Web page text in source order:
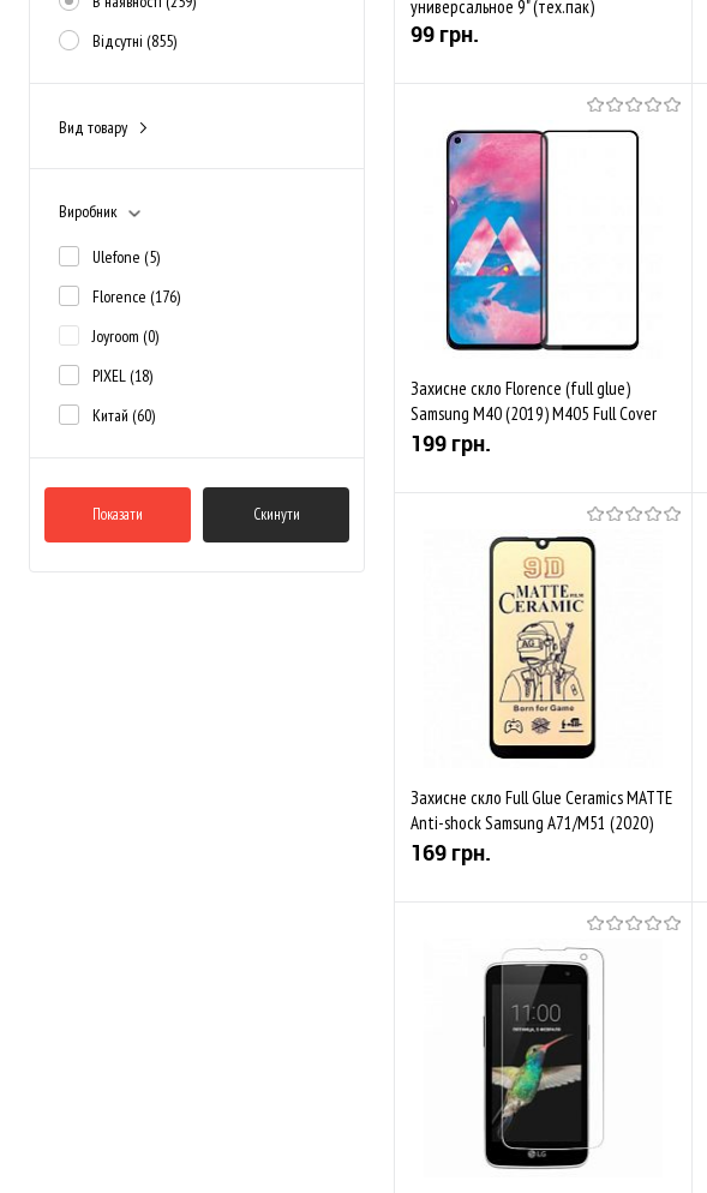
Відсутні (855)
Вид товару
Виробник
Ulefone (5)
Florence (176)
Joyroom (0)
PIXEL (18)
Китай (60)
Показати Скинути
универсальное 9" (тех.пак)
99 грн.
До обраного
В наявності
Захисне скло Florence (full glue)
Samsung M40 (2019) M405 Full Cover
Black (тех.пак)
199 грн.
До обраного
Порівняти
Захисне скло Full Glue Ceramics MATTE
Anti-shock Samsung A71/M51 (2020)
A715F/M515F Black (тех.пак)
169 грн.
До обраного
Закінчується